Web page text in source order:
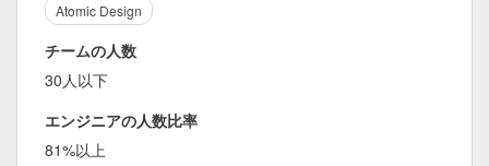
Atomic Design
チームの人数
30人以下
エンジニアの人数比率
81%以上